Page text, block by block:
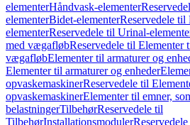
elementerHåndvask-elementer
elementerBidet-elementerReservedele til
elementerReservedele til Urinal-
med vægafløbReservedele til Elementer
vægafløbElementer til armaturer og
Elementer til armaturer og enheder
opvaskemaskinerReservedele til
opvaskemaskinerElementer til emner,
belastningerTilbehørReservedele til
TilbehørInstallationsmoduler